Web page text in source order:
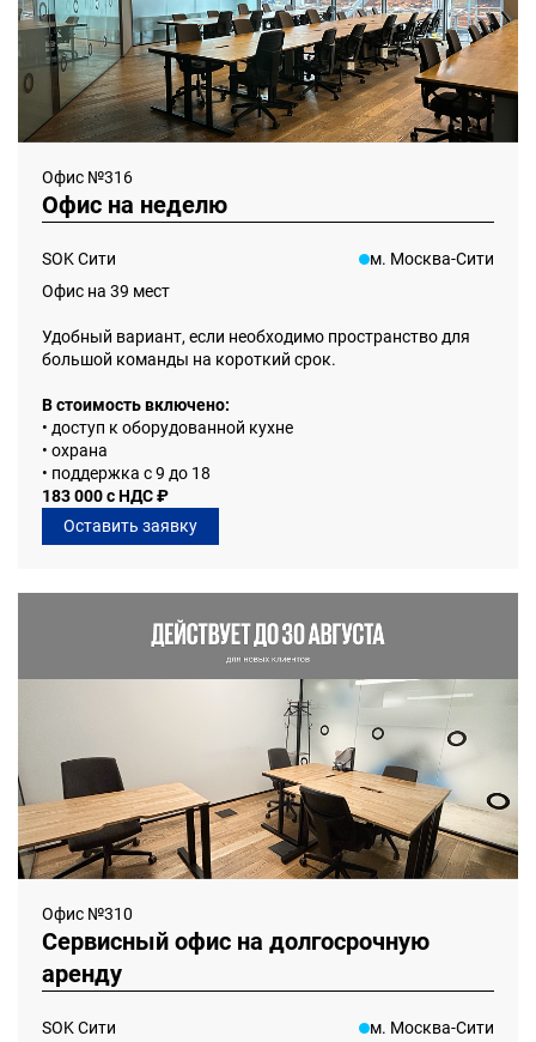
Офис №316
Офис на неделю
SOK Сити
м. Москва-Сити
Офис на 39 мест
Удобный вариант, если необходимо пространство для
большой команды на короткий срок.
В стоимость включено:
• доступ к оборудованной кухне
• охрана
• поддержка с 9 до 18
183 000 с НДС ₽
Оставить заявку
Офис №310
Сервисный офис на долгосрочную
аренду
SOK Сити м. Москва-Сити